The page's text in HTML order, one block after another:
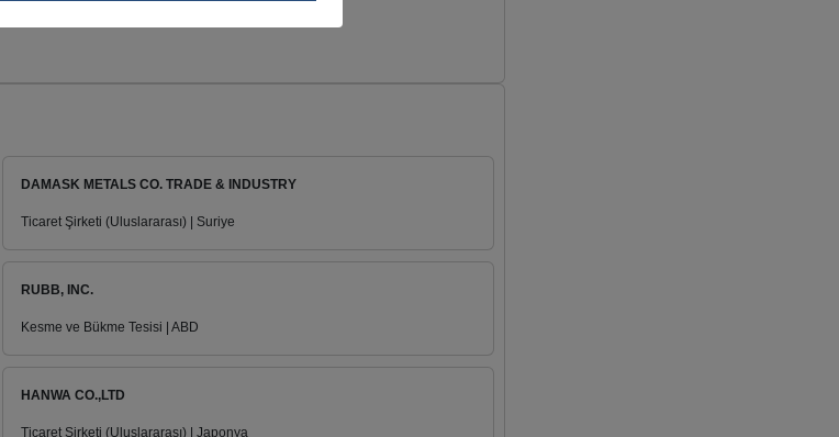
DAMASK METALS CO. TRADE & INDUSTRY
Ticaret Şirketi (Uluslararası) | Suriye
RUBB, INC.
Kesme ve Bükme Tesisi | ABD
HANWA CO.,LTD
Ticaret Şirketi (Uluslararası) | Japonya